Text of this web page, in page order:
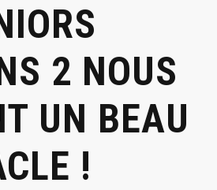
2 NOUS
UN BEAU
!